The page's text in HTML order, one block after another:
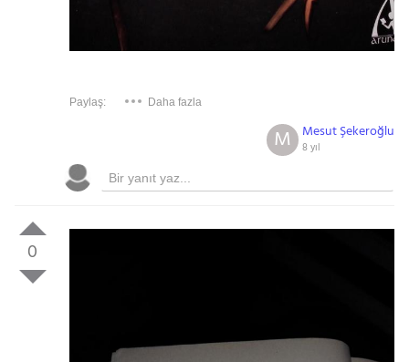
Paylaş: Daha fazla
Mesut Şekeroğlu
8 yıl
M
0